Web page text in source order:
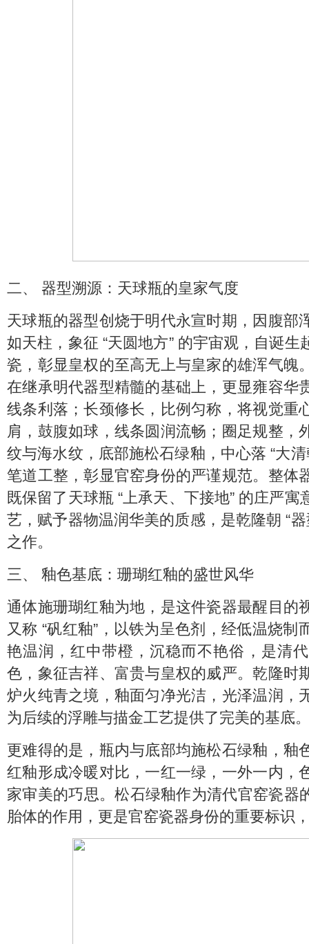
二、 器型溯源：天球瓶的皇家气度
天球瓶的器型创烧于明代永宣时期，因腹部
如天柱，象征 “天圆地方” 的宇宙观，自诞
瓷，彰显皇权的至高无上与皇家的雄浑气魄
在继承明代器型精髓的基础上，更显雍容华
线条利落；长颈修长，比例匀称，将视觉重
肩，鼓腹如球，线条圆润流畅；圈足规整，
纹与海水纹，底部施松石绿釉，中心落 “大
笔道工整，彰显官窑身份的严谨规范。整体
既保留了天球瓶 “上承天、下接地” 的庄严
艺，赋予器物温润华美的质感，是乾隆朝 “
之作。
三、 釉色基底：珊瑚红釉的盛世风华
通体施珊瑚红釉为地，是这件瓷器最醒目的
又称 “矾红釉”，以铁为呈色剂，经低温烧制
艳温润，红中带橙，沉稳而不艳俗，是清
色，象征吉祥、富贵与皇权的威严。乾隆时
炉火纯青之境，釉面匀净光洁，光泽温润，
为后续的浮雕与描金工艺提供了完美的基底
更难得的是，瓶内与底部均施松石绿釉，釉
红釉形成冷暖对比，一红一绿，一外一内，
家审美的巧思。松石绿釉作为清代官窑瓷器
胎体的作用，更是官窑瓷器身份的重要标识